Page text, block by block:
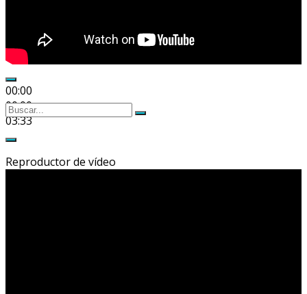
00:00
00:00
03:33
Buscar
por:
Buscar
Reproductor de vídeo